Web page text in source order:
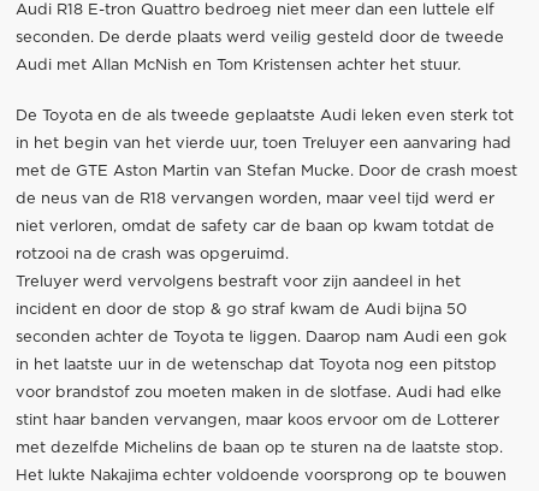
Audi R18 E-tron Quattro bedroeg niet meer dan een luttele elf
seconden. De derde plaats werd veilig gesteld door de tweede
Audi met Allan McNish en Tom Kristensen achter het stuur.
De Toyota en de als tweede geplaatste Audi leken even sterk tot
in het begin van het vierde uur, toen Treluyer een aanvaring had
met de GTE Aston Martin van Stefan Mucke. Door de crash moest
de neus van de R18 vervangen worden, maar veel tijd werd er
niet verloren, omdat de safety car de baan op kwam totdat de
rotzooi na de crash was opgeruimd.
Treluyer werd vervolgens bestraft voor zijn aandeel in het
incident en door de stop & go straf kwam de Audi bijna 50
seconden achter de Toyota te liggen. Daarop nam Audi een gok
in het laatste uur in de wetenschap dat Toyota nog een pitstop
voor brandstof zou moeten maken in de slotfase. Audi had elke
stint haar banden vervangen, maar koos ervoor om de Lotterer
met dezelfde Michelins de baan op te sturen na de laatste stop.
Het lukte Nakajima echter voldoende voorsprong op te bouwen